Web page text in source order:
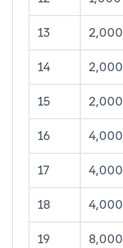
13 2,000
14 2,000
15 2,000
16 4,000
17 4,000
18 4,000
19 8,000